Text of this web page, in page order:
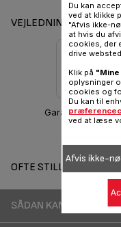
VEJLEDNINGER OG
OFTE STILLEDE
SÅDAN KAN DU BEDRE
Du kan
ved at klikke
"Afvis ikke-
at hvis du
cookies, der
drive
Klik på
oplysninger
cookies og
Du kan til
ved at læse
Afvis ikke-